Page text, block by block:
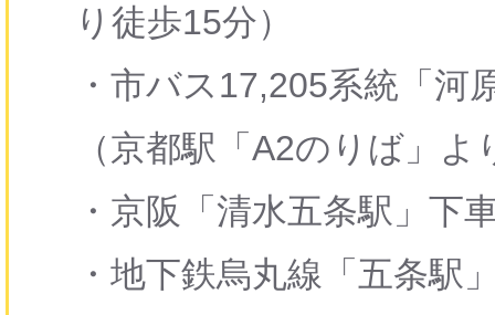
り徒歩15分）
・市バス17,205系統「河
（京都駅「A2のりば」
・京阪「清水五条駅」
・地下鉄烏丸線「五条